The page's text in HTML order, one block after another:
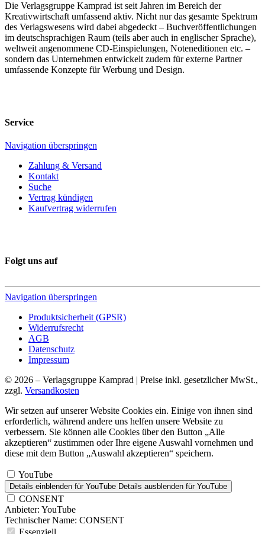
Die Verlagsgruppe Kamprad ist seit Jahren im Bereich der
Kreativwirtschaft umfassend aktiv. Nicht nur das gesamte Spektrum
des Verlagswesens wird dabei abgedeckt – Buchveröffentlichungen
im deutschsprachigen Raum (teils aber auch in englischer Sprache),
weltweit angenommene CD-Einspielungen, Noteneditionen etc. –
sondern das Unternehmen entwickelt zudem für externe Partner
umfassende Konzepte für Werbung und Design.
Service
Navigation überspringen
Zahlung & Versand
Kontakt
Suche
Vertrag kündigen
Kaufvertrag widerrufen
Folgt uns auf
Navigation überspringen
Produktsicherheit (GPSR)
Widerrufsrecht
AGB
Datenschutz
Impressum
© 2026 – Verlagsgruppe Kamprad | Preise inkl. gesetzlicher MwSt.,
zzgl. Versandkosten
Wir setzen auf unserer Website Cookies ein. Einige von ihnen sind
erforderlich, während andere uns helfen unsere Website zu
verbessern. Sie können alle Cookies über den Button „Alle
akzeptieren“ zustimmen oder Ihre eigene Auswahl vornehmen und
diese mit dem Button „Auswahl akzeptieren“ speichern.
YouTube
Details einblenden für YouTube Details ausblenden für YouTube
CONSENT
Anbieter: YouTube
Technischer Name: CONSENT
Essenziell